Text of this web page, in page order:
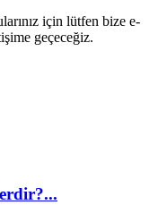
için lütfen bize e-
geçeceğiz.